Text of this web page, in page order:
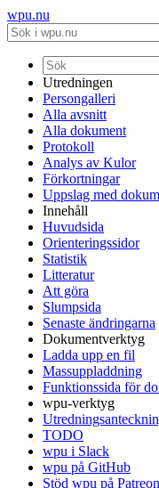
wpu.nu
Utredningen
Persongalleri
Alla avsnitt
Alla dokument
Protokoll
Analys av Kulor
Förkortningar
Uppslag med
Innehåll
Huvudsida
Orienteringssidor
Statistik
Litteratur
Att göra
Slumpsida
Senaste ändringarna
Dokumentverktyg
Ladda upp en fil
Massuppladdning
Funktionssida för
wpu-verktyg
TODO
wpu i Slack
wpu på GitHub
Stöd wpu på Patreon